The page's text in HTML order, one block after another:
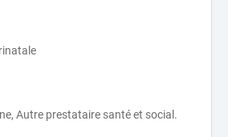
Autre prestataire santé et social.